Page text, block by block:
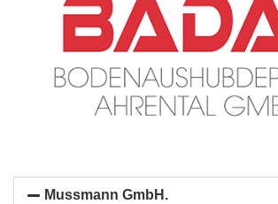
Mussmann GmbH.